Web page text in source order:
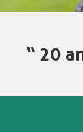
“ 20